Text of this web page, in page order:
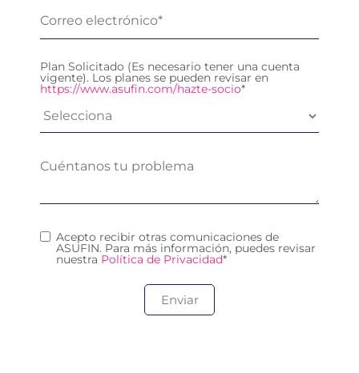
Plan Solicitado (Es necesario tener una cuenta
vigente). Los planes se pueden revisar en
https://www.asufin.com/hazte-socio*
Acepto recibir otras comunicaciones de
ASUFIN. Para más información, puedes revisar
nuestra Política de Privacidad*